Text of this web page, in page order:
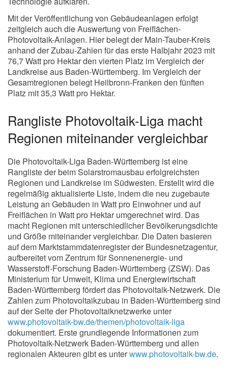
Mit der Veröffentlichung von Gebäudeanlagen erfolgt
zeitgleich auch die Auswertung von Freiflächen-
Photovoltaik-Anlagen. Hier belegt der Main-Tauber-Kreis
anhand der Zubau-Zahlen für das erste Halbjahr 2023 mit
76,7 Watt pro Hektar den vierten Platz im Vergleich der
Landkreise aus Baden-Württemberg. Im Vergleich der
Gesamtregionen belegt Heilbronn-Franken den fünften
Platz mit 35,3 Watt pro Hektar.
Rangliste Photovoltaik-Liga macht
Regionen miteinander vergleichbar
Die Photovoltaik-Liga Baden-Württemberg ist eine
Rangliste der beim Solarstromausbau erfolgreichsten
Regionen und Landkreise im Südwesten. Erstellt wird die
regelmäßig aktualisierte Liste, indem die neu zugebaute
Leistung an Gebäuden in Watt pro Einwohner und auf
Freiflächen in Watt pro Hektar umgerechnet wird. Das
macht Regionen mit unterschiedlicher Bevölkerungsdichte
und Größe miteinander vergleichbar. Die Daten basieren
auf dem Marktstammdatenregister der Bundesnetzagentur,
aufbereitet vom Zentrum für Sonnenenergie- und
Wasserstoff-Forschung Baden-Württemberg (ZSW). Das
Ministerium für Umwelt, Klima und Energiewirtschaft
Baden-Württemberg fördert das Photovoltaik-Netzwerk. Die
Zahlen zum Photovoltaikzubau in Baden-Württemberg sind
auf der Seite der Photovoltaiknetzwerke unter
www.photovoltaik-bw.de/themen/photovoltaik-liga
dokumentiert. Erste grundlegende Informationen zum
Photovoltaik-Netzwerk Baden-Württemberg und allen
regionalen Akteuren gibt es unterwww.photovoltaik-bw.de.